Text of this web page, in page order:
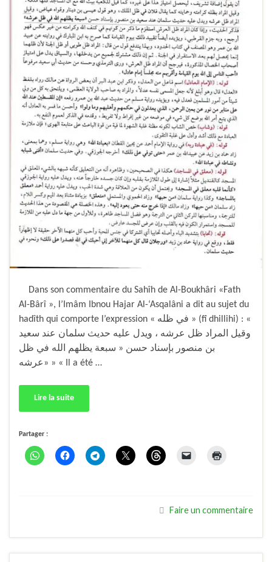
Dans son commentaire du Sahîh de Al-Boukhâri «Fath
Al-Bârî », l’Imâm Ibnou Hajar Al-‘Asqalâni a dit au sujet du
hadîth qui comporte l’expression « في ظله » (fî dhillihi) : «
وقيل المراد ظل عرشه ، ويدل عليه حديث سلمان عند سعيد
بن منصور بإسناد حسن « سبعة يظلهم الله في ظل
عرشه» » « Il a été …
Lire la suite
Partager :
Faire un commentaire